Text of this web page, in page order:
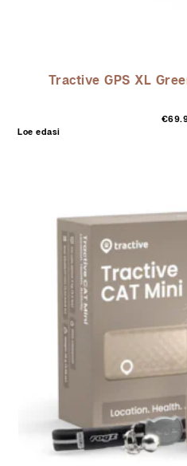
Tractive GPS XL
€
Loe edasi